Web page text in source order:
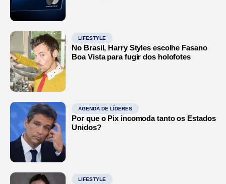
LIFESTYLE
No Brasil, Harry Styles escolhe Fasano
Boa Vista para fugir dos holofotes
AGENDA DE LÍDERES
Por que o Pix incomoda tanto os Estados
Unidos?
LIFESTYLE